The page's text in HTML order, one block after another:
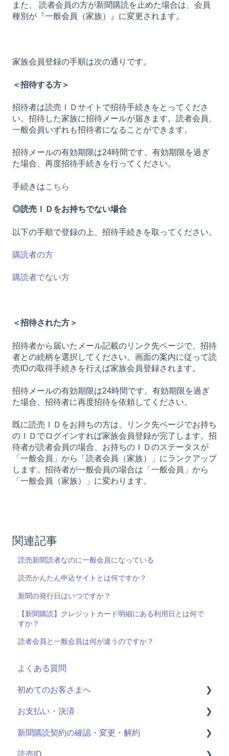
また、 読者会員の方が新聞購読を止めた場合は、会員
種別が『一般会員（家族）』に変更されます。
家族会員登録の手順は次の通りです。
＜招待する方＞
招待者は読売ＩＤサイトで招待手続きをとってくださ
い。招待した家族に招待メールが届きます。読者会員、
一般会員いずれも招待者になることができます。
招待メールの有効期限は24時間です。有効期限を過ぎ
た場合、再度招待手続きを行ってください。
手続きはこちら
◎読売ＩＤをお持ちでない場合
以下の手順で登録の上、招待手続きを取ってください。
購読者の方
購読者でない方
＜招待された方＞
招待者から届いたメール記載のリンク先ページで、招待
者との続柄を選択してください。画面の案内に従って読
売IDの取得手続きを行えば家族会員登録されます。
招待メールの有効期限は24時間です。有効期限を過ぎ
た場合、招待者に再度招待を依頼してください。
既に読売ＩＤをお持ちの方は、リンク先ページでお持ち
のＩＤでログインすれば家族会員登録が完了します。招
待者が読者会員の場合、お持ちのＩＤのステータスが
「一般会員」から「読者会員（家族）」にランクアップ
します。招待者が一般会員の場合は「一般会員」から
「一般会員（家族）」に変わります。
関連記事
読売新聞読者なのに一般会員になっている
読売かんたん申込サイトとは何ですか？
新聞の発行日はいつですか？
【新聞購読】クレジットカード明細にある利用日とは何で
すか？
読者会員と一般会員は何が違うのですか？
よくある質問
初めてのお客さまへ
読売ID登録
読売かんたん申込サイトとは
申し込み手続きの方法
お支払い・決済
決済情報の確認・変更
クレジットカード明細
新聞購読契約の確認・変更・解約
最近お申し込みされた方
読売ID